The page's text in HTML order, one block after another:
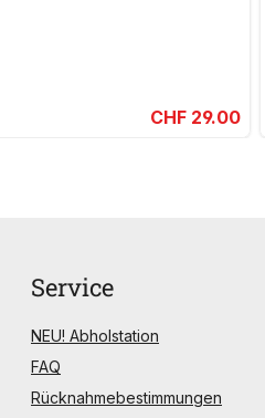
CHF 29.00
Service
NEU! Abholstation
FAQ
Rücknahmebestimmungen